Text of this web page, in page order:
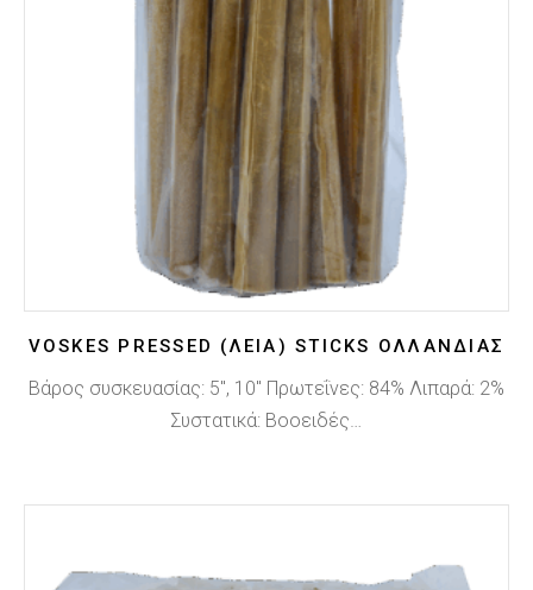
VOSKES PRESSED (ΛΕΊΑ) STICKS ΟΛΛΑΝΔΊΑΣ
Βάρος συσκευασίας: 5", 10" Πρωτεΐνες: 84% Λιπαρά: 2%
Συστατικά: Βοοειδές…